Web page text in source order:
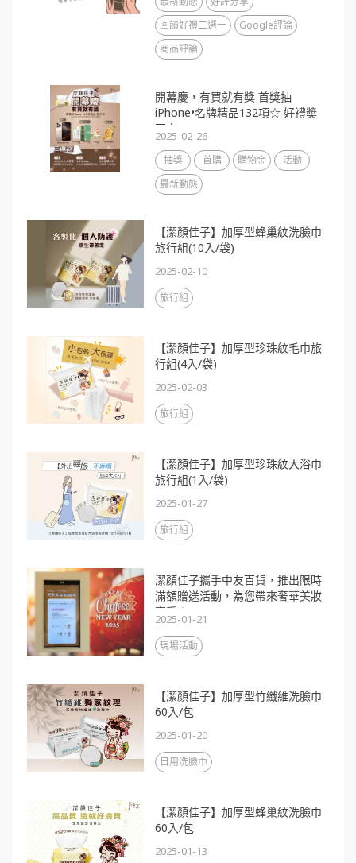
回饋好禮二選一
Google評論
商品評論
開幕慶，有買就有獎 首奬抽
iPhone•名牌精品132項☆ 好禮奬
不完
2025-02-26
抽獎 首購 購物金
活動
最新動態
【潔顏佳子】加厚型蜂巢紋洗臉巾
旅行組(10入/袋)
2025-02-10
旅行組
【潔顏佳子】加厚型珍珠紋毛巾旅
行組(4入/袋)
2025-02-03
旅行組
【潔顏佳子】加厚型珍珠紋大浴巾
旅行組(1入/袋)
2025-01-27
旅行組
潔顏佳子攜手中友百貨，推出限時
滿額贈送活動，為您帶來奢華美妝
享受！
2025-01-21
現場活動
【潔顏佳子】加厚型竹纖維洗臉巾
60入/包
2025-01-20
日用洗臉巾
【潔顏佳子】加厚型蜂巢紋洗臉巾
60入/包
2025-01-13